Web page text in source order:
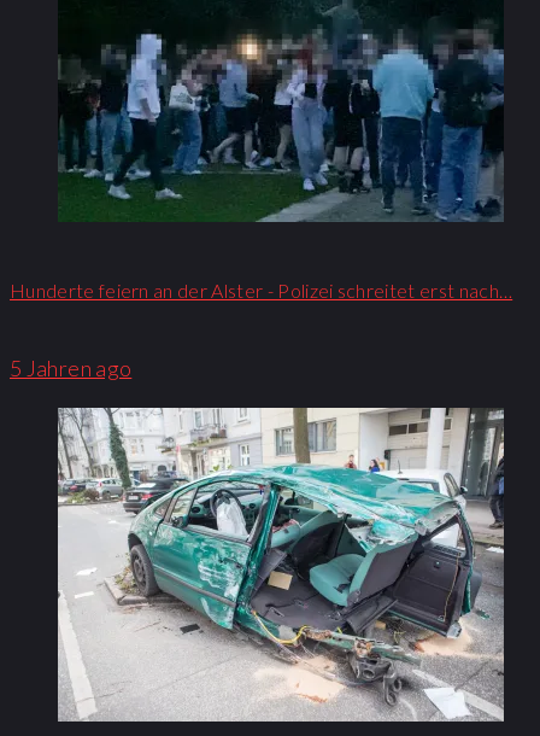
Hunderte feiern an der Alster - Polizei schreitet erst nach…
5 Jahren ago